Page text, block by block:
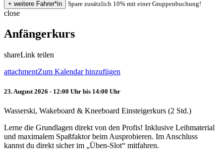
Spare zusätzlich 10% mit einer Gruppenbuchung!
close
Anfängerkurs
shareLink teilen
attachmentZum Kalendar hinzufügen
23. August 2026 - 12:00 Uhr bis 14:00 Uhr
Wasserski, Wakeboard & Kneeboard Einsteigerkurs (2 Std.)
Lerne die Grundlagen direkt von den Profis! Inklusive Leihmaterial
und maximalem Spaßfaktor beim Ausprobieren. Im Anschluss
kannst du direkt sicher im „Üben-Slot“ mitfahren.